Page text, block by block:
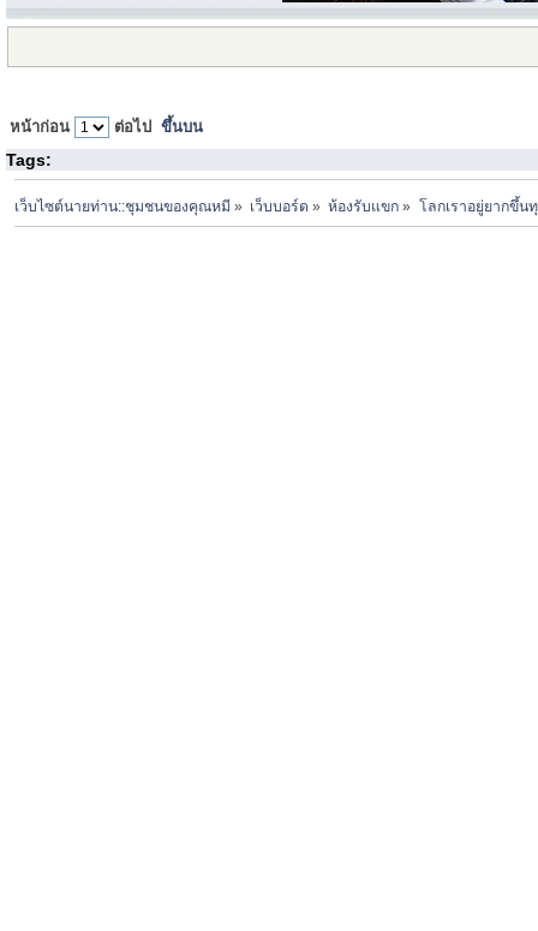
หน้าก่อน ต่อไป ขึ้นบน
Tags:
เว็บไซต์นายท่าน::ชุมชนของคุณหมี » เว็บบอร์ด » ห้องรับแขก » โลกเราอยู่ยากขึ้น